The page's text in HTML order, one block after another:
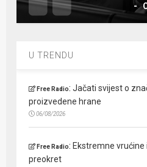
-
U TRENDU
Free Radio:Jačati svijest o
proizvedene hrane
06/08/2026
Free Radio: Ekstremne vrućine
preokret